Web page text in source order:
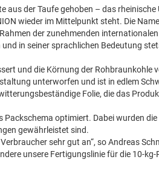
der Taufe gehoben – das
wieder im Mittelpunkt steht. Die
der zunehmenden
in seiner sprachlichen Bedeutung
und die Körnung der Rohbraunkohle
unterworfen und ist in edlem
Folie, die das
optimiert. Dabei wurden
gewährleistet sind.
sehr gut an“, so Andreas
unsere Fertigungslinie für die 10-